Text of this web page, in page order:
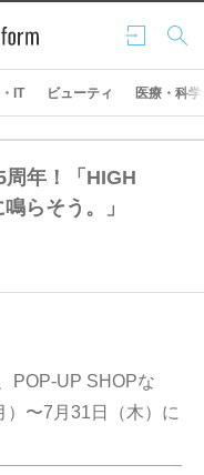
ログ
イン
検索
IT ビューティ 医療・科学
年！「HIGH
らそう。」
POP-UP SHOPな
）〜7月31日（木）に